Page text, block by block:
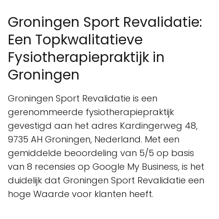
Groningen Sport Revalidatie:
Een Topkwalitatieve
Fysiotherapiepraktijk in
Groningen
Groningen Sport Revalidatie is een
gerenommeerde fysiotherapiepraktijk
gevestigd aan het adres Kardingerweg 48,
9735 AH Groningen, Nederland. Met een
gemiddelde beoordeling van 5/5 op basis
van 8 recensies op Google My Business, is het
duidelijk dat Groningen Sport Revalidatie een
hoge Waarde voor klanten heeft.